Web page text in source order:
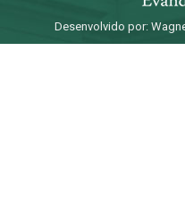
Desenvolvido por: